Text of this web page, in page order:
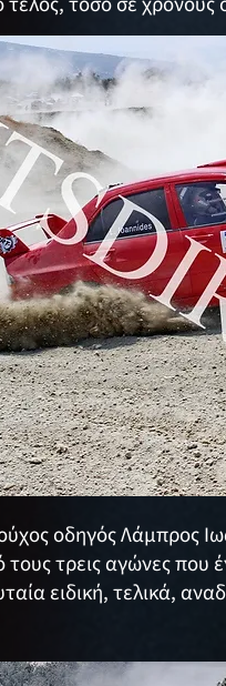
οδηγός Λάμπρος
τους τρεις αγώνες
ειδική, τελικά,